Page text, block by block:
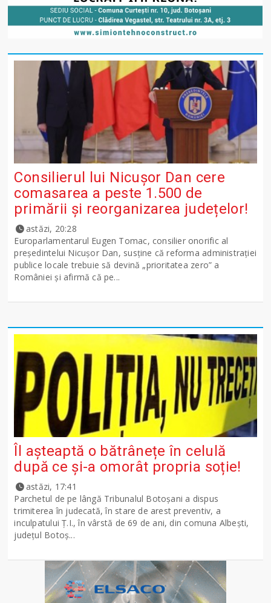
Consilierul lui Nicușor Dan cere
comasarea a peste 1.500 de
primării și reorganizarea județelor!
astăzi, 20:28
Europarlamentarul Eugen Tomac, consilier onorific al
președintelui Nicușor Dan, susține că reforma administrației
publice locale trebuie să devină „prioritatea zero” a
României și afirmă că pe...
Îl așteaptă o bătrânețe în celulă
după ce și-a omorât propria soție!
astăzi, 17:41
Parchetul de pe lângă Tribunalul Botoşani a dispus
trimiterea în judecată, în stare de arest preventiv, a
inculpatului Ț.I., în vârstă de 69 de ani, din comuna Albești,
județul Botoș...